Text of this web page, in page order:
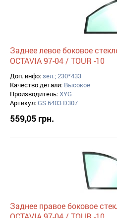
Заднее левое боковое
OCTAVIA 97-04 / TOUR -10
Доп. инфо:зел.; 230*433
Качество детали: Высокое
Производитель:XYG
Артикул:GS 6403 D307
559,05 грн.
Заднее правое боковое